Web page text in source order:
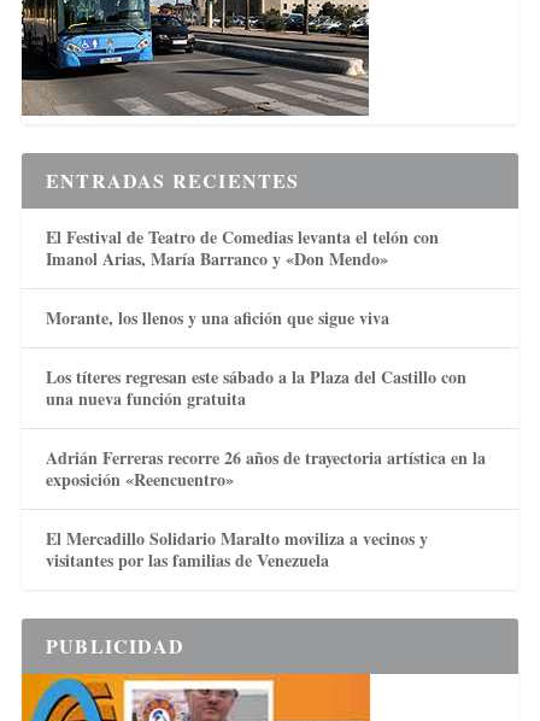
ENTRADAS RECIENTES
El Festival de Teatro de Comedias levanta el telón con
Imanol Arias, María Barranco y «Don Mendo»
Morante, los llenos y una afición que sigue viva
Los títeres regresan este sábado a la Plaza del Castillo con
una nueva función gratuita
Adrián Ferreras recorre 26 años de trayectoria artística en la
exposición «Reencuentro»
El Mercadillo Solidario Maralto moviliza a vecinos y
visitantes por las familias de Venezuela
PUBLICIDAD